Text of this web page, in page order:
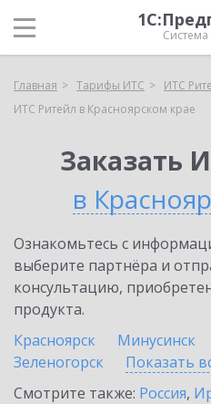
Главная Тарифы ИТС
ИТС
ИТС Ритейл в Красноярском крае
Заказать
в
Ознакомьтесь с
выберите партнёра и
консультацию,
продукта.
Красноярск
Минусинск
Зеленогорск
Показать
Смотрите также: Россия,